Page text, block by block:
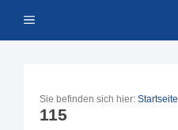
Inhalt Menü
Sie befinden sich hier: Startseite
115